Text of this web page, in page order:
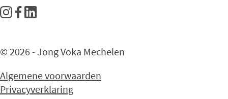
© 2026 - Jong Voka Mechelen
Algemene voorwaarden
Privacyverklaring